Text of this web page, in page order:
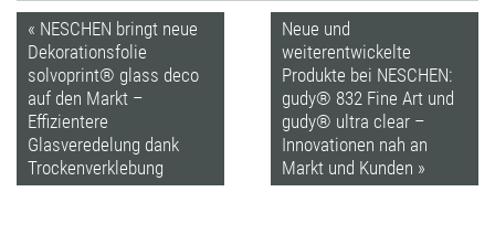
Neue und
weiterentwickelte
Produkte bei NESCHEN:
gudy® 832 Fine Art und
gudy® ultra clear –
Innovationen nah an
Markt und Kunden »
« NESCHEN bringt neue
Dekorationsfolie
solvoprint® glass deco
auf den Markt –
Effizientere
Glasveredelung dank
Trockenverklebung